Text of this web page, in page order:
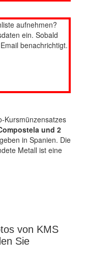
aufnehmen?
ein. Sobald
benachrichtigt.
Kursmünzensatzes
und 2
in Spanien. Die
Metall ist eine
von KMS
Sie